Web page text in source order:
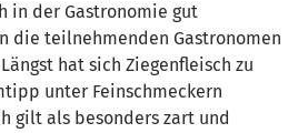
in der Gastronomie gut
die teilnehmenden Gastronomen
hat sich Ziegenfleisch zu
unter Feinschmeckern
gilt als besonders zart und